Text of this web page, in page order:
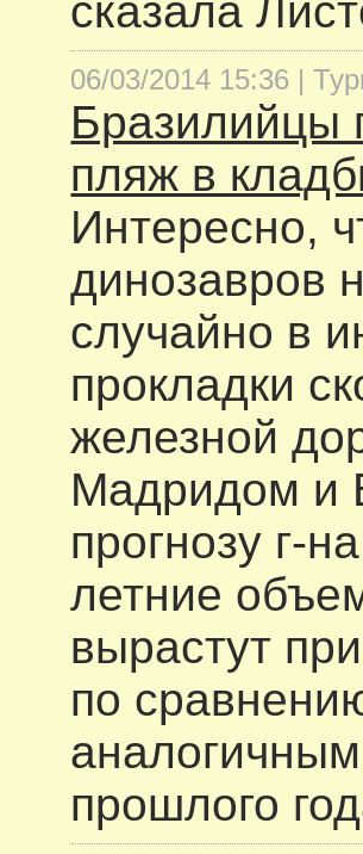
сказала
06/03/2014 15:36 |
Бразилийцы
пляж в
Интересно,
динозавров
случайно в
прокладки
железной
Мадридом и
прогнозу г-
летние
вырастут
по
прошлого